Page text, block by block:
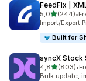
FeedFix |
5,0de 5(244)
244 total de•
Import/Export
Built for
syncX Stock
4,8de 5(803)
803 total de•
Bulk update,